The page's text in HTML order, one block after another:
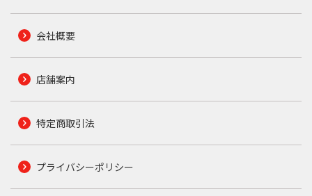
会社概要
店舗案内
特定商取引法
プライバシーポリシー